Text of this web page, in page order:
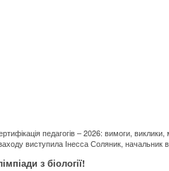
педагогів – 2026: вимоги,
виступила Інесса Соляник, начальник
з біології!